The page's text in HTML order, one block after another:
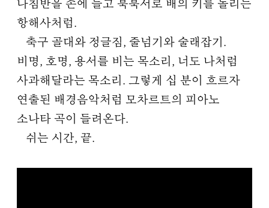
나침반을 손에 들고 북북서로 배의 키를 돌리는
항해사처럼.
축구 골대와 정글짐, 줄넘기와 술래잡기.
비명, 호명, 용서를 비는 목소리, 너도 나처럼
사과해달라는 목소리. 그렇게 십 분이 흐르자
연출된 배경음악처럼 모차르트의 피아노
소나타 곡이 들려온다.
쉬는 시간, 끝.